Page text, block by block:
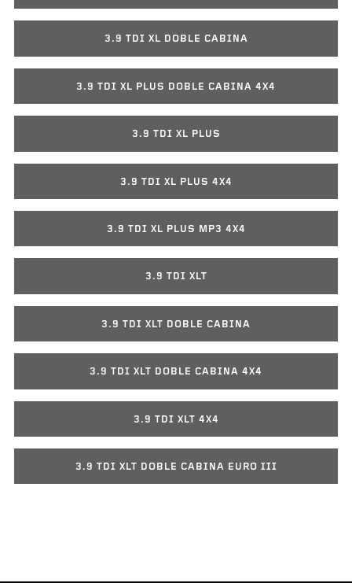
3.9 TDI XL DOBLE CABINA
3.9 TDI XL PLUS DOBLE CABINA 4X4
3.9 TDI XL PLUS
3.9 TDI XL PLUS 4X4
3.9 TDI XL PLUS MP3 4X4
3.9 TDI XLT
3.9 TDI XLT DOBLE CABINA
3.9 TDI XLT DOBLE CABINA 4X4
3.9 TDI XLT 4X4
3.9 TDI XLT DOBLE CABINA EURO III